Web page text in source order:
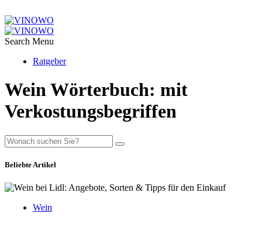
Search Menu
Ratgeber
Wein Wörterbuch: mit
Verkostungsbegriffen
Beliebte Artikel
Wein